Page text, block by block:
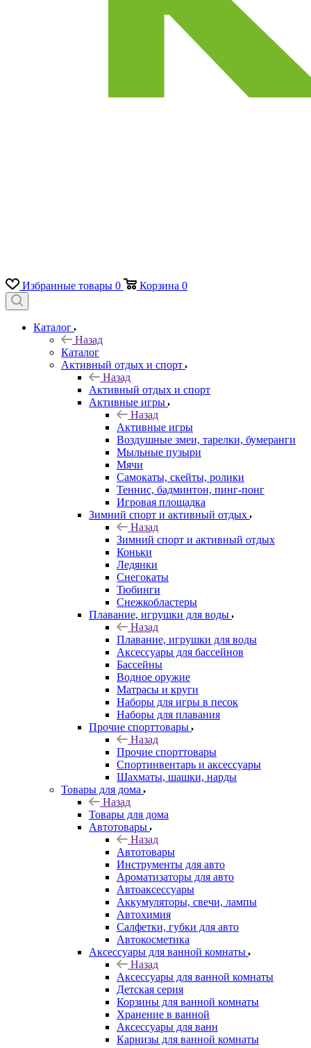
Избранные товары 0 Корзина 0
Каталог
Назад
Каталог
Активный отдых и спорт
Назад
Активный отдых и спорт
Активные игры
Назад
Активные игры
Воздушные змеи, тарелки, бумеранги
Мыльные пузыри
Мячи
Самокаты, скейты, ролики
Теннис, бадминтон, пинг-понг
Игровая площадка
Зимний спорт и активный отдых
Назад
Зимний спорт и активный отдых
Коньки
Ледянки
Снегокаты
Тюбинги
Снежкобластеры
Плавание, игрушки для воды
Назад
Плавание, игрушки для воды
Аксессуары для бассейнов
Бассейны
Водное оружие
Матрасы и круги
Наборы для игры в песок
Наборы для плавания
Прочие спорттовары
Назад
Прочие спорттовары
Спортинвентарь и аксессуары
Шахматы, шашки, нарды
Товары для дома
Назад
Товары для дома
Автотовары
Назад
Автотовары
Инструменты для авто
Ароматизаторы для авто
Автоаксессуары
Аккумуляторы, свечи, лампы
Автохимия
Салфетки, губки для авто
Автокосметика
Аксессуары для ванной комнаты
Назад
Аксессуары для ванной комнаты
Детская серия
Корзины для ванной комнаты
Хранение в ванной
Аксессуары для ванн
Карнизы для ванной комнаты